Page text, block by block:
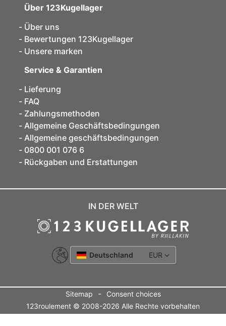
Über 123Kugellager
Über uns
Bewertungen 123Kugellager
Unsere marken
Service & Garantien
Lieferung
FAQ
Zahlungsmethoden
Allgemeine Geschäftsbedingungen
Allgemeine geschäftsbedingungen
0800 001 076 6
Rückgaben und Erstattungen
IN DER WELT
Deutschland EUR
Sitemap -
Consent choices
123roulement © 2008-2026 Alle Rechte vorbehalten